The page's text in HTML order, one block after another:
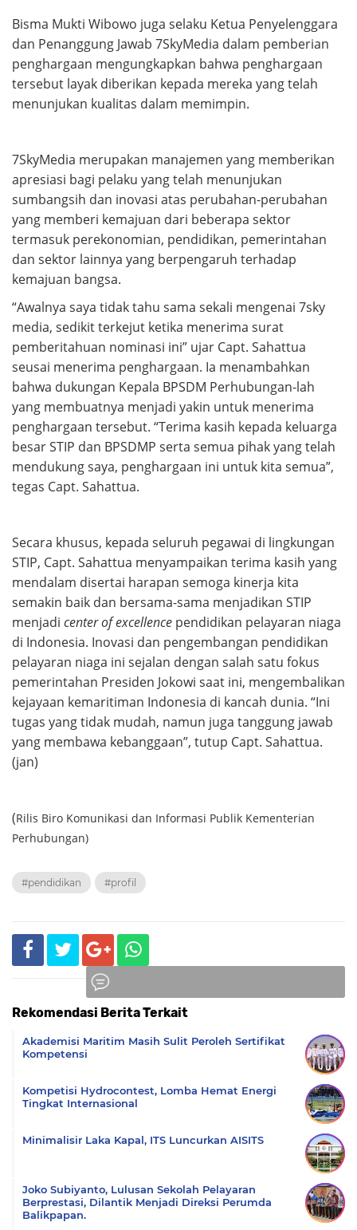
Bisma Mukti Wibowo juga selaku Ketua Penyelenggara
dan Penanggung Jawab 7SkyMedia dalam pemberian
penghargaan mengungkapkan bahwa penghargaan
tersebut layak diberikan kepada mereka yang telah
menunjukan kualitas dalam memimpin.
7SkyMedia merupakan manajemen yang memberikan
apresiasi bagi pelaku yang telah menunjukan
sumbangsih dan inovasi atas perubahan-perubahan
yang memberi kemajuan dari beberapa sektor
termasuk perekonomian, pendidikan, pemerintahan
dan sektor lainnya yang berpengaruh terhadap
kemajuan bangsa.
“Awalnya saya tidak tahu sama sekali mengenai 7sky
media, sedikit terkejut ketika menerima surat
pemberitahuan nominasi ini” ujar Capt. Sahattua
seusai menerima penghargaan. Ia menambahkan
bahwa dukungan Kepala BPSDM Perhubungan-lah
yang membuatnya menjadi yakin untuk menerima
penghargaan tersebut. “Terima kasih kepada keluarga
besar STIP dan BPSDMP serta semua pihak yang telah
mendukung saya, penghargaan ini untuk kita semua”,
tegas Capt. Sahattua.
Secara khusus, kepada seluruh pegawai di lingkungan
STIP, Capt. Sahattua menyampaikan terima kasih yang
mendalam disertai harapan semoga kinerja kita
semakin baik dan bersama-sama menjadikan STIP
menjadi center of excellence pendidikan pelayaran niaga
di Indonesia. Inovasi dan pengembangan pendidikan
pelayaran niaga ini sejalan dengan salah satu fokus
pemerintahan Presiden Jokowi saat ini, mengembalikan
kejayaan kemaritiman Indonesia di kancah dunia. “Ini
tugas yang tidak mudah, namun juga tanggung jawab
yang membawa kebanggaan”, tutup Capt. Sahattua.
(jan)
(Rilis Biro Komunikasi dan Informasi Publik Kementerian
Perhubungan)
#pendidikan #profil
Rekomendasi Berita Terkait
Akademisi Maritim Masih Sulit Peroleh Sertifikat
Kompetensi
Kompetisi Hydrocontest, Lomba Hemat Energi
Tingkat Internasional
Minimalisir Laka Kapal, ITS Luncurkan AISITS
Joko Subiyanto, Lulusan Sekolah Pelayaran
Berprestasi, Dilantik Menjadi Direksi Perumda
Balikpapan.